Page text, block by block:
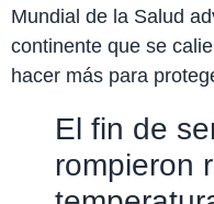
Mundial de la Salud
continente que se
hacer más para
El fin de
rompieron